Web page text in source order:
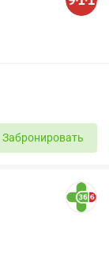
Забронировать